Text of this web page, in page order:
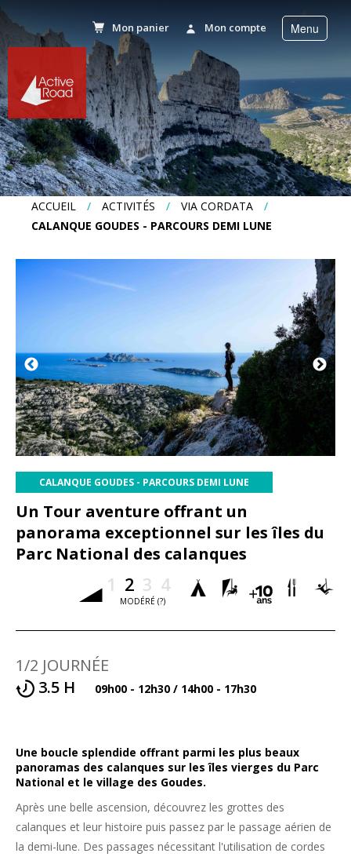
Menu
Mon compte
Mon panier
ACCUEIL / ACTIVITÉS / VIA CORDATA
/
CALANQUE GOUDES - PARCOURS DEMI LUNE
CALANQUE GOUDES - PARCOURS DEMI LUNE
Un Tour aventure offrant un
panorama exceptionnel sur les îles du
Parc National des calanques
1 2 3 4
MODÉRÉ (?)
1/2 JOURNÉE
3.5 H
09h00 - 12h30 / 14h00 - 17h30
Une boucle splendide offrant parmi les plus beaux
panoramas des calanques sur les îles vierges du Parc
National et le village des Goudes.
Après une belle ascension, découvrez les grottes des
calanques et leur histoire puis passez par le passage aérien de
la demi-lune. Des passages nécessitant l'utilisation de cordes
Accueil
Activités
Séjours
Agenda
Contact
(?)